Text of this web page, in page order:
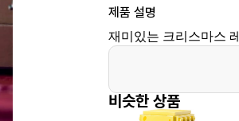
제품 설명
재미있는 크리스마스
비슷한 상품